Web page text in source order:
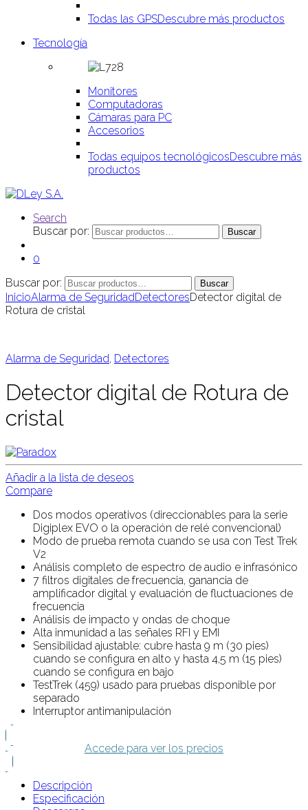
Todas las GPSDescubre más productos
Tecnología
Monitores
Computadoras
Cámaras para PC
Accesorios
Todas equipos tecnológicosDescubre más
productos
Search
Buscar por:
Buscar
0
Buscar por:
Buscar
InicioAlarma de SeguridadDetectoresDetector digital de
Rotura de cristal
Alarma de Seguridad, Detectores
Detector digital de Rotura de
cristal
Añadir a la lista de deseos
Compare
Dos modos operativos (direccionables para la serie
Digiplex EVO o la operación de relé convencional)
Modo de prueba remota cuando se usa con Test Trek
V2
Análisis completo de espectro de audio e infrasónico
7 filtros digitales de frecuencia, ganancia de
amplificador digital y evaluación de fluctuaciones de
frecuencia
Análisis de impacto y ondas de choque
Alta inmunidad a las señales RFI y EMI
Sensibilidad ajustable: cubre hasta 9 m (30 pies)
cuando se configura en alto y hasta 4,5 m (15 pies)
cuando se configura en bajo
TestTrek (459) usado para pruebas disponible por
separado
Interruptor antimanipulación
Accede para ver los precios
Descripción
Especificación